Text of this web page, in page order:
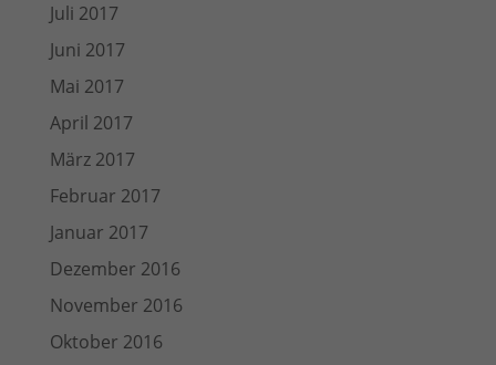
Juli 2017
Juni 2017
Mai 2017
April 2017
März 2017
Februar 2017
Januar 2017
Dezember 2016
November 2016
Oktober 2016